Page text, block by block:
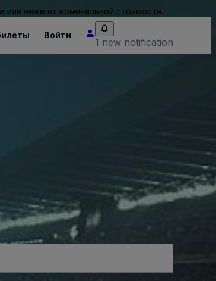
ниже их номинальной стоимости.
Войти
1 new notification